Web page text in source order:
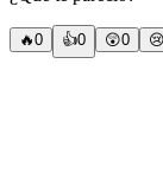
🔥0 👍0 😲0 😢